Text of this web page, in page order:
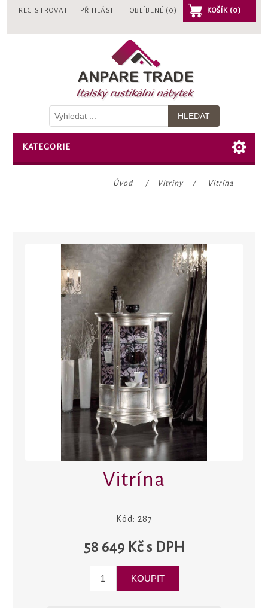
REGISTROVAT PŘIHLÁSIT OBLÍBENÉ (0) KOŠÍK (0)
KATEGORIE
Úvod / Vitriny / Vitrína
Vitrína
Kód: 287
58 649 Kč s DPH